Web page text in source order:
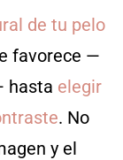
de tu pelo
favorece —
hasta elegir
. No
y el